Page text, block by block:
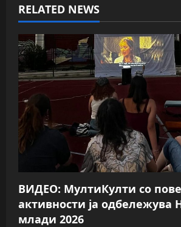
v
i
g
a
t
i
o
n
RELATED NEWS
ВИДЕО: МултиКулти со
активности ја одбележува
млади 2026